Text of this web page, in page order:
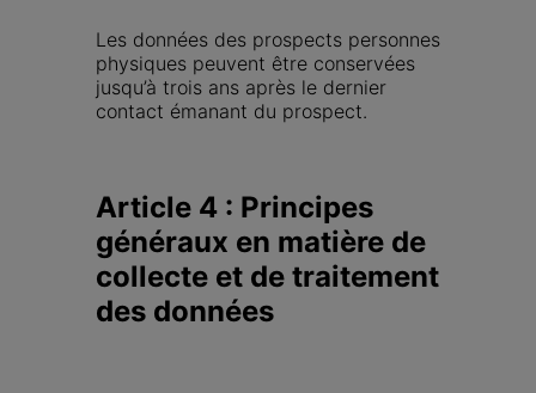
Les données des prospects personnes
physiques peuvent être conservées
jusqu’à trois ans après le dernier
contact émanant du prospect.
Article 4 : Principes
généraux en matière de
collecte et de traitement
des données